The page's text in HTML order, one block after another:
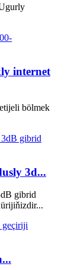
internet
bölmek
3d...
gibrid